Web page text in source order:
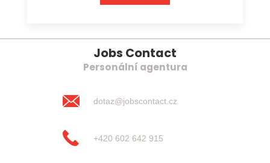
Jobs Contact
Personální agentura
dotaz@jobscontact.cz
+420 602 642 915